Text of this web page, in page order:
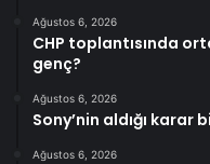
Ağustos 6, 2026
CHP toplantısında
genç?
Ağustos 6, 2026
Sony’nin aldığı
Ağustos 6, 2026